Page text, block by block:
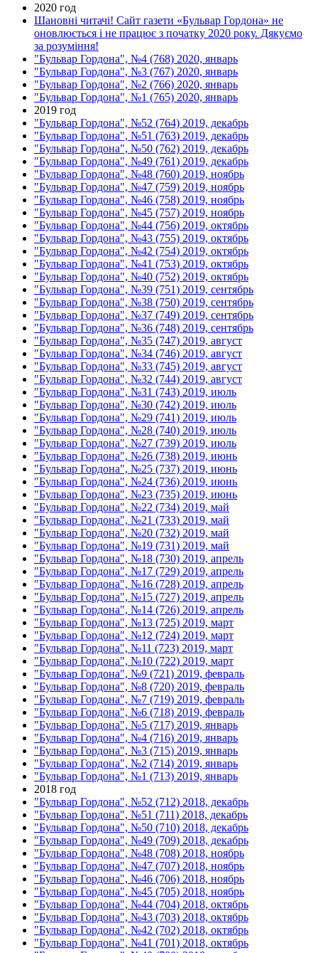
2020 год
Шановні читачі! Сайт газети «Бульвар Гордона» не
оновлюється і не працює з початку 2020 року. Дякуємо
за розуміння!
"Бульвар Гордона", №4 (768) 2020, январь
"Бульвар Гордона", №3 (767) 2020, январь
"Бульвар Гордона", №2 (766) 2020, январь
"Бульвар Гордона", №1 (765) 2020, январь
2019 год
"Бульвар Гордона", №52 (764) 2019, декабрь
"Бульвар Гордона", №51 (763) 2019, декабрь
"Бульвар Гордона", №50 (762) 2019, декабрь
"Бульвар Гордона", №49 (761) 2019, декабрь
"Бульвар Гордона", №48 (760) 2019, ноябрь
"Бульвар Гордона", №47 (759) 2019, ноябрь
"Бульвар Гордона", №46 (758) 2019, ноябрь
"Бульвар Гордона", №45 (757) 2019, ноябрь
"Бульвар Гордона", №44 (756) 2019, октябрь
"Бульвар Гордона", №43 (755) 2019, октябрь
"Бульвар Гордона", №42 (754) 2019, октябрь
"Бульвар Гордона", №41 (753) 2019, октябрь
"Бульвар Гордона", №40 (752) 2019, октябрь
"Бульвар Гордона", №39 (751) 2019, сентябрь
"Бульвар Гордона", №38 (750) 2019, сентябрь
"Бульвар Гордона", №37 (749) 2019, сентябрь
"Бульвар Гордона", №36 (748) 2019, сентябрь
"Бульвар Гордона", №35 (747) 2019, август
"Бульвар Гордона", №34 (746) 2019, август
"Бульвар Гордона", №33 (745) 2019, август
"Бульвар Гордона", №32 (744) 2019, август
"Бульвар Гордона", №31 (743) 2019, июль
"Бульвар Гордона", №30 (742) 2019, июль
"Бульвар Гордона", №29 (741) 2019, июль
"Бульвар Гордона", №28 (740) 2019, июль
"Бульвар Гордона", №27 (739) 2019, июль
"Бульвар Гордона", №26 (738) 2019, июнь
"Бульвар Гордона", №25 (737) 2019, июнь
"Бульвар Гордона", №24 (736) 2019, июнь
"Бульвар Гордона", №23 (735) 2019, июнь
"Бульвар Гордона", №22 (734) 2019, май
"Бульвар Гордона", №21 (733) 2019, май
"Бульвар Гордона", №20 (732) 2019, май
"Бульвар Гордона", №19 (731) 2019, май
"Бульвар Гордона", №18 (730) 2019, апрель
"Бульвар Гордона", №17 (729) 2019, апрель
"Бульвар Гордона", №16 (728) 2019, апрель
"Бульвар Гордона", №15 (727) 2019, апрель
"Бульвар Гордона", №14 (726) 2019, апрель
"Бульвар Гордона", №13 (725) 2019, март
"Бульвар Гордона", №12 (724) 2019, март
"Бульвар Гордона", №11 (723) 2019, март
"Бульвар Гордона", №10 (722) 2019, март
"Бульвар Гордона", №9 (721) 2019, февраль
"Бульвар Гордона", №8 (720) 2019, февраль
"Бульвар Гордона", №7 (719) 2019, февраль
"Бульвар Гордона", №6 (718) 2019, февраль
"Бульвар Гордона", №5 (717) 2019, январь
"Бульвар Гордона", №4 (716) 2019, январь
"Бульвар Гордона", №3 (715) 2019, январь
"Бульвар Гордона", №2 (714) 2019, январь
"Бульвар Гордона", №1 (713) 2019, январь
2018 год
"Бульвар Гордона", №52 (712) 2018, декабрь
"Бульвар Гордона", №51 (711) 2018, декабрь
"Бульвар Гордона", №50 (710) 2018, декабрь
"Бульвар Гордона", №49 (709) 2018, декабрь
"Бульвар Гордона", №48 (708) 2018, ноябрь
"Бульвар Гордона", №47 (707) 2018, ноябрь
"Бульвар Гордона", №46 (706) 2018, ноябрь
"Бульвар Гордона", №45 (705) 2018, ноябрь
"Бульвар Гордона", №44 (704) 2018, октябрь
"Бульвар Гордона", №43 (703) 2018, октябрь
"Бульвар Гордона", №42 (702) 2018, октябрь
"Бульвар Гордона", №41 (701) 2018, октябрь